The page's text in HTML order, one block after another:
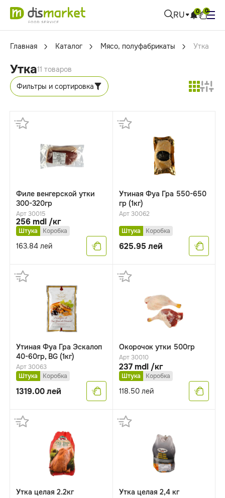
RU 0 0
Главная Каталог Мясо, полуфабрикаты Утка
Утка11 товаров
Фильтры и сортировка
Филе венгерской утки
300-320гр
Арт 30015
256 mdl /кг
Штука Коробка
163.84 лей
Утиная Фуа Гра 550-650
гр (1кг)
Арт 30062
Штука Коробка
625.95 лей
Утиная Фуа Гра Эскалоп
40-60гр, BG (1кг)
Арт 30063
Штука
Коробка
1319.00лей
Окорочок утки 500гр
Арт 30010
237 mdl /кг
Штука Коробка
118.50лей
Утка целая 2.2кг Утка целая 2,4 кг